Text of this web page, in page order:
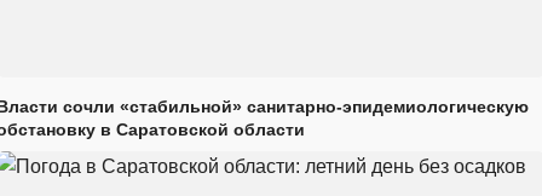
сочли «стабильной» санитарно-эпидемиологическую
в Саратовской области